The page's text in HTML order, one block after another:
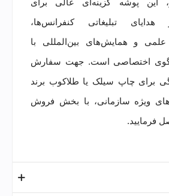
این پوشه گزینه‌ای عالی برای
هدایای تبلیغاتی کنفرانس‌ها،
علمی و همایش‌های بین‌المللی با
اختصاصی است. جهت سفارش
برای چاپ سیلک یا طلاکوب برند
ویژه سازمانی، با بخش فروش
فرمایید.